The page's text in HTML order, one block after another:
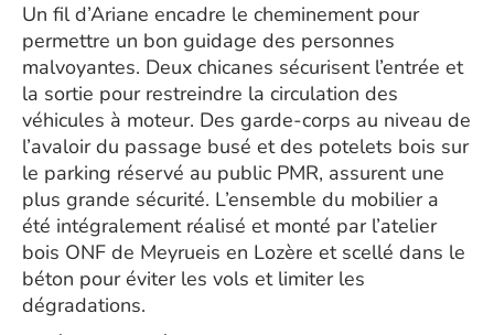
Un fil d’Ariane encadre le cheminement pour
permettre un bon guidage des personnes
malvoyantes. Deux chicanes sécurisent l’entrée et
la sortie pour restreindre la circulation des
véhicules à moteur. Des garde-corps au niveau de
l’avaloir du passage busé et des potelets bois sur
le parking réservé au public PMR, assurent une
plus grande sécurité. L’ensemble du mobilier a
été intégralement réalisé et monté par l’atelier
bois ONF de Meyrueis en Lozère et scellé dans le
béton pour éviter les vols et limiter les
dégradations.